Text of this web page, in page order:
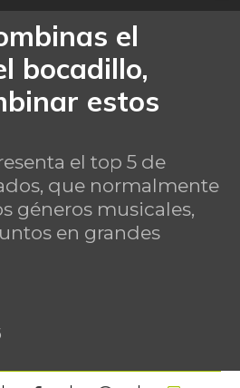
el
bocadillo,
estos
el top 5 de
que normalmente
géneros musicales,
en grandes